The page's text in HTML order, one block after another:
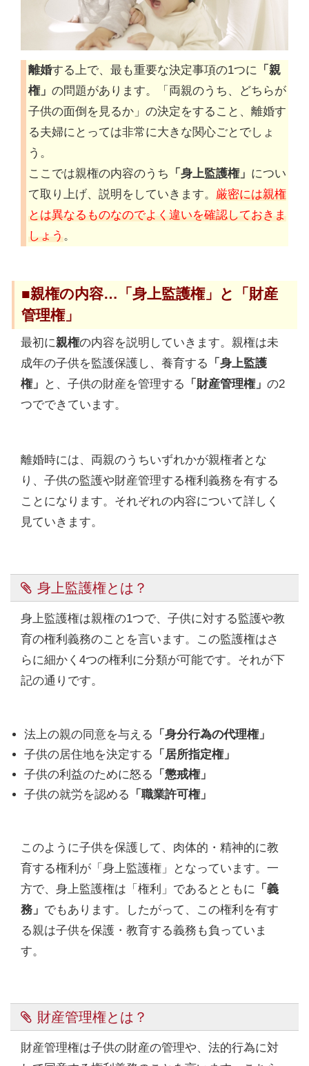
離婚する上で、最も重要な決定事項の1つに 「親
権」 の問題があります。「両親のうち、どちらが
子供の面倒を見るか」の決定をすること、離婚す
る夫婦にとっては非常に大きな関心ごとでしょ
う。
ここでは親権の内容のうち
「身上監護権」 につい
て取り上げ、説明をしていきます。 厳密には親権
とは異なるものなのでよく違いを確認しておきま
しょう。
■親権の内容…「身上監護権」と「財産
管理権」
最初に親権の内容を説明していきます。親権は未
成年の子供を監護保護し、養育する
「身上監護
権」
と、子供の財産を管理する 「財産管理権」 の2
つでできています。
離婚時には、両親のうちいずれかが親権者とな
り、子供の監護や財産管理する権利義務を有する
ことになります。それぞれの内容について詳しく
見ていきます。
身上監護権とは？
身上監護権は親権の1つで、子供に対する監護や教
育の権利義務のことを言います。この監護権はさ
らに細かく4つの権利に分類が可能です。それが下
記の通りです。
法上の親の同意を与える
「身分行為の代理権」
子供の居住地を決定する
「居所指定権」
子供の利益のために怒る
「懲戒権」
子供の就労を認める
「職業許可権」
このように子供を保護して、肉体的・精神的に教
育する権利が「身上監護権」となっています。一
方で、身上監護権は「権利」であるとともに 「義
務」 でもあります。したがって、この権利を有す
る親は子供を保護・教育する義務も負っていま
す。
財産管理権とは？
財産管理権は子供の財産の管理や、法的行為に対